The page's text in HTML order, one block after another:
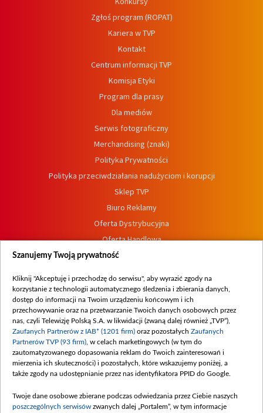
Zgłoś program (ROPAT)
Kariera w TVP
Kontakt
Centrum informacji TVP
Komisja Etyki
Program dla prasy
Dla mediów
Serwis fotograficzny
Merchandising (znaki)
Polityka Prywatności
Polityka przeciwdziałania nadużyciom i korupcji
Sklep TVP
Biuro Reklamy
Oferta Dystrybucyjna
Oferta Handlowa
Dostępność
Procedura zgłoszeń wewnętrznych
Szanujemy Twoją prywatność
Kliknij "Akceptuję i przechodzę do serwisu", aby wyrazić zgody na
korzystanie z technologii automatycznego śledzenia i zbierania danych,
dostęp do informacji na Twoim urządzeniu końcowym i ich
przechowywanie oraz na przetwarzanie Twoich danych osobowych przez
nas, czyli Telewizję Polską S.A. w likwidacji (zwaną dalej również „TVP”),
Zaufanych Partnerów z IAB* (1201 firm) oraz pozostałych Zaufanych
Partnerów TVP (93 firm) , w celach marketingowych (w tym do
zautomatyzowanego dopasowania reklam do Twoich zainteresowań i
mierzenia ich skuteczności) i pozostałych, które wskazujemy poniżej, a
także zgody na udostępnianie przez nas identyfikatora PPID do Google.
Twoje dane osobowe zbierane podczas odwiedzania przez Ciebie naszych
poszczególnych serwisów zwanych dalej „Portalem”, w tym informacje